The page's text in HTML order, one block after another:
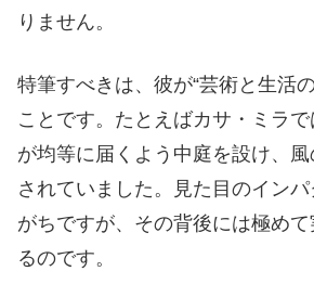
りません。
特筆すべきは、彼が“芸術と生活
ことです。たとえばカサ・ミラ
が均等に届くよう中庭を設け、
されていました。見た目のイン
がちですが、その背後には極め
るのです。